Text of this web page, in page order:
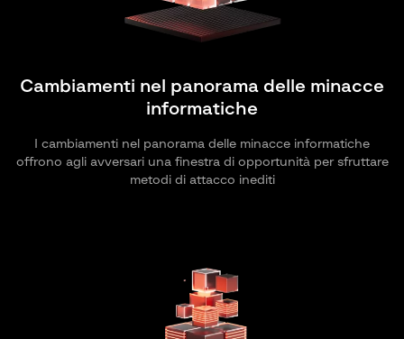
Cambiamenti nel panorama delle minacce
informatiche
I cambiamenti nel panorama delle minacce informatiche
offrono agli avversari una finestra di opportunità per sfruttare
metodi di attacco inediti